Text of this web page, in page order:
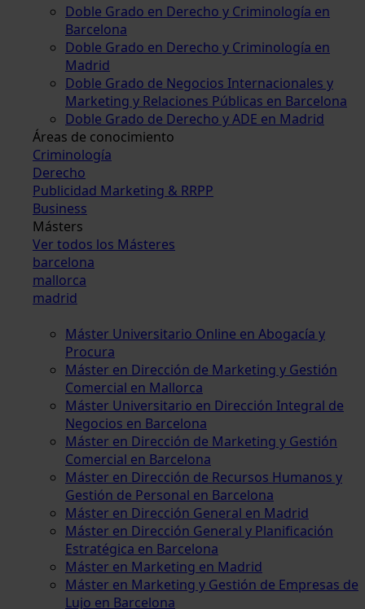
Doble Grado en Derecho y Criminología en
Barcelona
Doble Grado en Derecho y Criminología en
Madrid
Doble Grado de Negocios Internacionales y
Marketing y Relaciones Públicas en Barcelona
Doble Grado de Derecho y ADE en Madrid
Áreas de conocimiento
Criminología
Derecho
Publicidad Marketing & RRPP
Business
Másters
Ver todos los Másteres
barcelona
mallorca
madrid
Máster Universitario Online en Abogacía y
Procura
Máster en Dirección de Marketing y Gestión
Comercial en Mallorca
Máster Universitario en Dirección Integral de
Negocios en Barcelona
Máster en Dirección de Marketing y Gestión
Comercial en Barcelona
Máster en Dirección de Recursos Humanos y
Gestión de Personal en Barcelona
Máster en Dirección General en Madrid
Máster en Dirección General y Planificación
Estratégica en Barcelona
Máster en Marketing en Madrid
Máster en Marketing y Gestión de Empresas de
Lujo en Barcelona